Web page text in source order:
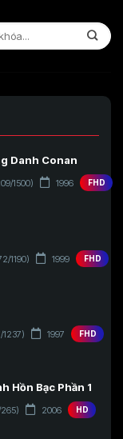
Danh Conan
1500) 1996 FHD
1190) 1999 FHD
1237) 1997 FHD
Hồn Bạc Phần 1
2006 HD